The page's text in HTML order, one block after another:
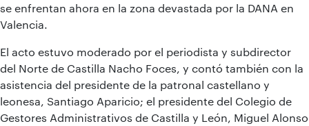
se enfrentan ahora en la zona devastada por la DANA en
Valencia.
El acto estuvo moderado por el periodista y subdirector
del Norte de Castilla Nacho Foces, y contó también con la
asistencia del presidente de la patronal castellano y
leonesa, Santiago Aparicio; el presidente del Colegio de
Gestores Administrativos de Castilla y León, Miguel Alonso